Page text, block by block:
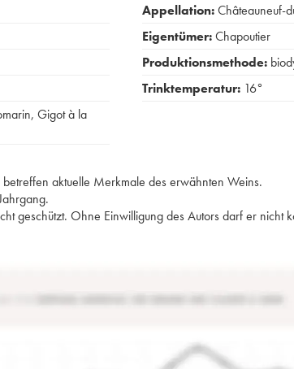
, Gigot à la
Appellation:Châteauneuf-
Eigentümer:Chapoutier
Produktionsmethode:
Trinktemperatur: 16°
aktuelle Merkmale des erwähnten Weins.
geschützt. Ohne Einwilligung des Autors darf er nicht